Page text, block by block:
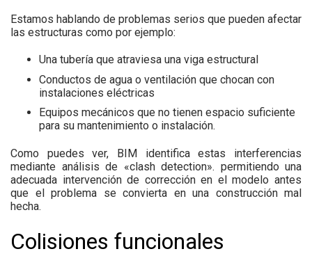
Estamos hablando de problemas serios que pueden afectar
las estructuras como por ejemplo:
Una tubería que atraviesa una viga estructural
Conductos de agua o ventilación que chocan con
instalaciones eléctricas
Equipos mecánicos que no tienen espacio suficiente
para su mantenimiento o instalación.
Como puedes ver, BIM identifica estas interferencias
mediante análisis de «clash detection». permitiendo una
adecuada intervención de corrección en el modelo antes
que el problema se convierta en una construcción mal
hecha.
Colisiones funcionales